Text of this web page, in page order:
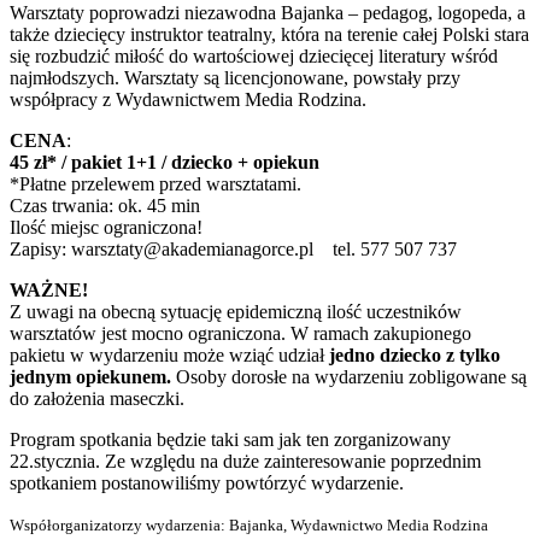
Warsztaty poprowadzi niezawodna Bajanka – pedagog, logopeda, a
także dziecięcy instruktor teatralny, która na terenie całej Polski stara
się rozbudzić miłość do wartościowej dziecięcej literatury wśród
najmłodszych. Warsztaty są licencjonowane, powstały przy
współpracy z Wydawnictwem Media Rodzina.
CENA:
45 zł* / pakiet 1+1 / dziecko + opiekun
*Płatne przelewem przed warsztatami.
Czas trwania: ok. 45 min
Ilość miejsc ograniczona!
Zapisy: warsztaty@akademianagorce.pl tel. 577 507 737
WAŻNE!
Z uwagi na obecną sytuację epidemiczną ilość uczestników
warsztatów jest mocno ograniczona. W ramach zakupionego
pakietu w wydarzeniu może wziąć udziałjedno dziecko z tylko
jednym opiekunem. Osoby dorosłe na wydarzeniu zobligowane są
do założenia maseczki.
Program spotkania będzie taki sam jak ten zorganizowany
22.stycznia. Ze względu na duże zainteresowanie poprzednim
spotkaniem postanowiliśmy powtórzyć wydarzenie.
Współorganizatorzy wydarzenia: Bajanka, Wydawnictwo Media Rodzina